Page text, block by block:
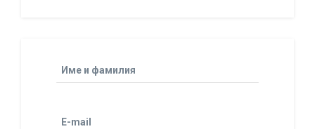
Име и фамилия
E-mail